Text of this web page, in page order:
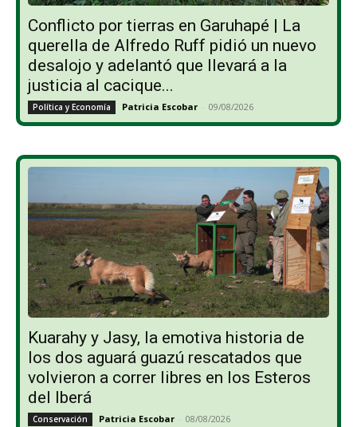
Conflicto por tierras en Garuhapé | La
querella de Alfredo Ruff pidió un nuevo
desalojo y adelantó que llevará a la
justicia al cacique...
Política y Economía Patricia Escobar - 09/08/2026
Kuarahy y Jasy, la emotiva historia de
los dos aguará guazú rescatados que
volvieron a correr libres en los Esteros
del Iberá
Conservación Patricia Escobar - 08/08/2026